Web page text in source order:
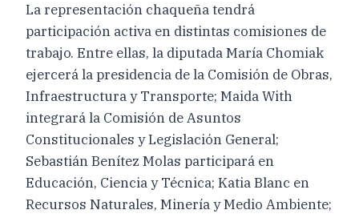
La representación chaqueña tendrá
participación activa en distintas comisiones de
trabajo. Entre ellas, la diputada María Chomiak
ejercerá la presidencia de la Comisión de Obras,
Infraestructura y Transporte; Maida With
integrará la Comisión de Asuntos
Constitucionales y Legislación General;
Sebastián Benítez Molas participará en
Educación, Ciencia y Técnica; Katia Blanc en
Recursos Naturales, Minería y Medio Ambiente;